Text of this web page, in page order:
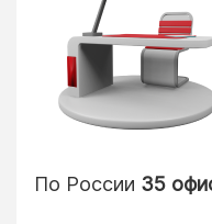
По России 35